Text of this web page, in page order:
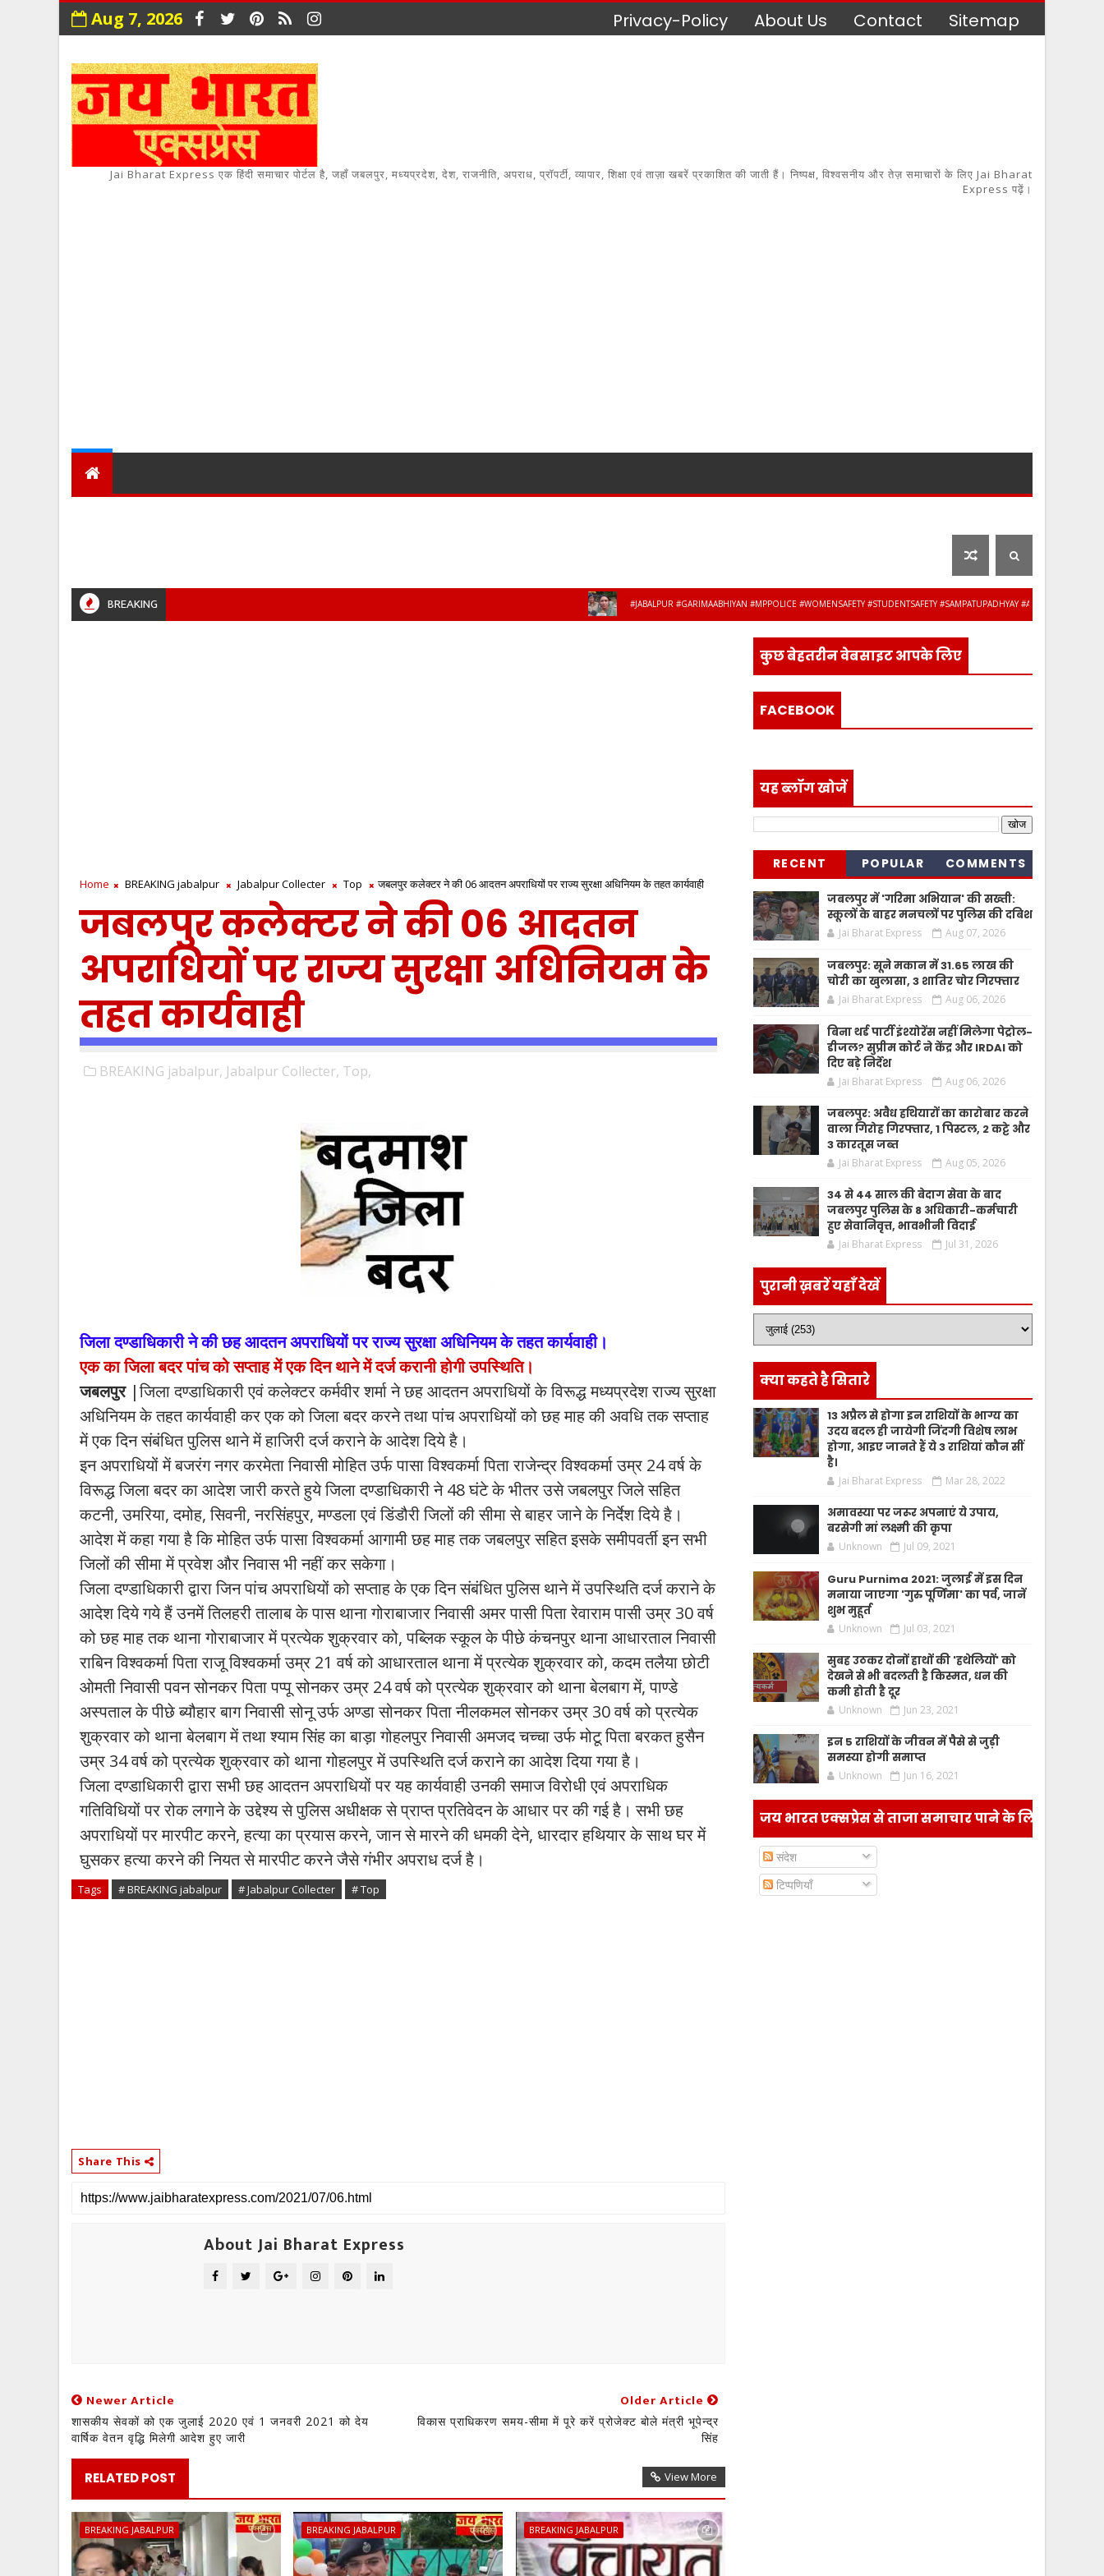
Aug 7, 2026 Privacy-Policy About Us Contact Sitemap
Jai Bharat Express एक हिंदी समाचार पोर्टल है, जहाँ जबलपुर, मध्यप्रदेश, देश, राजनीति, अपराध, प्रॉपर्टी, व्यापार, शिक्षा एवं ताज़ा खबरें प्रकाशित की जाती हैं। निष्पक्ष, विश्वसनीय और तेज़ समाचारों के लिए Jai Bharat
Express पढ़ें।
BREAKING #JABALPUR #GARIMAABHIYAN #MPPOLICE #WOMENSAFETY #STUDENTSAFETY #SAMPATUPADHYAY #ANUBENIWAL
34 से 44 साल की बेदाग सेवा के बाद जबलपुर पुलिस के 8 अधिकारी-कर्मचारी हुए सेवानिवृत्त, भावभीनी विदाई
Home BREAKING jabalpur Jabalpur Collecter Top जबलपुर कलेक्टर ने की 06 आदतन अपराधियों पर राज्य सुरक्षा अधिनियम के तहत कार्यवाही
जबलपुर कलेक्टर ने की 06 आदतन
अपराधियों पर राज्य सुरक्षा अधिनियम के
तहत कार्यवाही
BREAKING jabalpur, Jabalpur Collecter, Top,
जिला दण्डाधिकारी ने की छह आदतन अपराधियों पर राज्य सुरक्षा अधिनियम के तहत कार्यवाही।
एक का जिला बदर पांच को सप्ताह में एक दिन थाने में दर्ज करानी होगी उपस्थिति।
जबलपुर|जिला दण्डाधिकारी एवं कलेक्टर कर्मवीर शर्मा ने छह आदतन अपराधियों के विरूद्ध मध्यप्रदेश राज्य सुरक्षा
अधिनियम के तहत कार्यवाही कर एक को जिला बदर करने तथा पांच अपराधियों को छह माह की अवधि तक सप्ताह
में एक दिन संबंधित पुलिस थाने में हाजिरी दर्ज कराने के आदेश दिये है।
इन अपराधियों में बजरंग नगर करमेता निवासी मोहित उर्फ पासा विश्वकर्मा पिता राजेन्द्र विश्वकर्मा उम्र 24 वर्ष के
विरूद्ध जिला बदर का आदेश जारी करते हुये जिला दण्डाधिकारी ने 48 घंटे के भीतर उसे जबलपुर जिले सहित
कटनी, उमरिया, दमोह, सिवनी, नरसिंहपुर, मण्डला एवं डिंडौरी जिलों की सीमा से बाहर जाने के निर्देश दिये है।
आदेश में कहा गया है कि मोहित उर्फ पासा विश्वकर्मा आगामी छह माह तक जबलपुर सहित इसके समीपवर्ती इन सभी
जिलों की सीमा में प्रवेश और निवास भी नहीं कर सकेगा।
जिला दण्डाधिकारी द्वारा जिन पांच अपराधियों को सप्ताह के एक दिन संबंधित पुलिस थाने में उपस्थिति दर्ज कराने के
आदेश दिये गये हैं उनमें तिलहरी तालाब के पास थाना गोराबाजार निवासी अमर पासी पिता रेवाराम पासी उम्र 30 वर्ष
को छह माह तक थाना गोराबाजार में प्रत्येक शुक्रवार को, पब्लिक स्कूल के पीछे कंचनपुर थाना आधारताल निवासी
राबिन विश्वकर्मा पिता राजू विश्वकर्मा उम्र 21 वर्ष को आधारताल थाना में प्रत्येक शुक्रवार को, कदम तलैया छोटी
ओमती निवासी पवन सोनकर पिता पप्पू सोनकर उम्र 24 वर्ष को प्रत्येक शुक्रवार को थाना बेलबाग में, पाण्डे
अस्पताल के पीछे ब्यौहार बाग निवासी सोनू उर्फ अण्डा सोनकर पिता नीलकमल सोनकर उम्र 30 वर्ष को प्रत्येक
शुक्रवार को थाना बेलबाग में तथा श्याम सिंह का बाड़ा गोहलपुर निवासी अमजद चच्चा उर्फ मोटू पिता बरकत हुसैन
उम्र 34 वर्ष को प्रत्येक शुक्रवार को थाना गोहलपुर में उपस्थिति दर्ज कराने का आदेश दिया गया है।
जिला दण्डाधिकारी द्वारा सभी छह आदतन अपराधियों पर यह कार्यवाही उनकी समाज विरोधी एवं अपराधिक
गतिविधियों पर रोक लगाने के उद्देश्य से पुलिस अधीक्षक से प्राप्त प्रतिवेदन के आधार पर की गई है। सभी छह
अपराधियों पर मारपीट करने, हत्या का प्रयास करने, जान से मारने की धमकी देने, धारदार हथियार के साथ घर में
घुसकर हत्या करने की नियत से मारपीट करने जैसे गंभीर अपराध दर्ज है।
Tags # BREAKING jabalpur # Jabalpur Collecter # Top
Share This
About Jai Bharat Express
Newer Article
शासकीय सेवकों को एक जुलाई 2020 एवं 1 जनवरी 2021 को देय
वार्षिक वेतन वृद्धि मिलेगी आदेश हुए जारी
Older Article
विकास प्राधिकरण समय-सीमा में पूरे करें प्रोजेक्ट बोले मंत्री भूपेन्द्र
सिंह
RELATED POST View More
BREAKING JABALPUR BREAKING JABALPUR BREAKING JABALPUR
कुछ बेहतरीन वेबसाइट आपके लिए
FACEBOOK
यह ब्लॉग खोजें
RECENT POPULAR COMMENTS
जबलपुर में 'गरिमा अभियान' की सख्ती:
स्कूलों के बाहर मनचलों पर पुलिस की दबिश
Jai Bharat Express Aug 07, 2026
जबलपुर: सूने मकान में 31.65 लाख की
चोरी का खुलासा, 3 शातिर चोर गिरफ्तार
Jai Bharat Express Aug 06, 2026
बिना थर्ड पार्टी इंश्योरेंस नहीं मिलेगा पेट्रोल-
डीजल? सुप्रीम कोर्ट ने केंद्र और IRDAI को
दिए बड़े निर्देश
Jai Bharat Express Aug 06, 2026
जबलपुर: अवैध हथियारों का कारोबार करने
वाला गिरोह गिरफ्तार, 1 पिस्टल, 2 कट्टे और
3 कारतूस जब्त
Jai Bharat Express Aug 05, 2026
34 से 44 साल की बेदाग सेवा के बाद
जबलपुर पुलिस के 8 अधिकारी-कर्मचारी
हुए सेवानिवृत्त, भावभीनी विदाई
Jai Bharat Express Jul 31, 2026
पुरानी ख़बरें यहाँ देखें
क्या कहते है सितारे
13 अप्रैल से होगा इन राशियों के भाग्य का
उदय बदल ही जायेगी जिंदगी विशेष लाभ
होगा, आइए जानते हैं ये 3 राशियां कौन सीं
है।
Jai Bharat Express Mar 28, 2022
अमावस्या पर जरूर अपनाएं ये उपाय,
बरसेगी मां लक्ष्मी की कृपा
Unknown Jul 09, 2021
Guru Purnima 2021: जुलाई में इस दिन
मनाया जाएगा 'गुरु पूर्णिमा' का पर्व, जानें
शुभ मुहूर्त
Unknown Jul 03, 2021
सुबह उठकर दोनों हाथों की 'हथेलियों' को
देखने से भी बदलती है किस्मत, धन की
कमी होती है दूर
Unknown Jun 23, 2021
इन 5 राशियों के जीवन में पैसे से जुड़ी
समस्या होगी समाप्त
Unknown Jun 16, 2021
जय भारत एक्सप्रेस से ताजा समाचार पाने के लिए
संदेश
टिप्पणियाँ